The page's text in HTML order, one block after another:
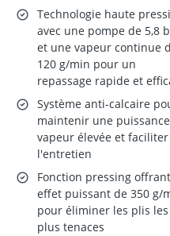
Technologie haute
avec une pompe de 5,8
et une vapeur continue
120 g/min pour un
repassage rapide et
Système anti-calcaire
maintenir une
vapeur élevée et faciliter
l'entretien
Fonction pressing
effet puissant de 350 g/
pour éliminer les plis les
plus tenaces